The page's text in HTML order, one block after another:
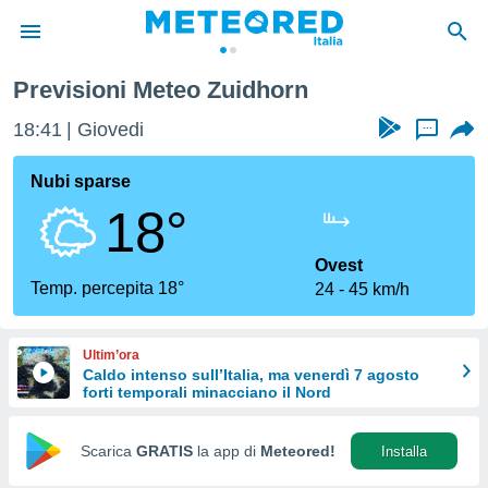
di
per
le
di
Web
Previsioni Meteo Zuidhorn
18:41 Giovedi ...
Nubi sparse
18°
Temp. percepita 18°
Ovest
24
45 km/h
Ultim’ora
Caldo intenso sull’Italia, ma venerdì 7 agosto
forti temporali minacciano il Nord
Scarica GRATIS la app di Meteored! Installa